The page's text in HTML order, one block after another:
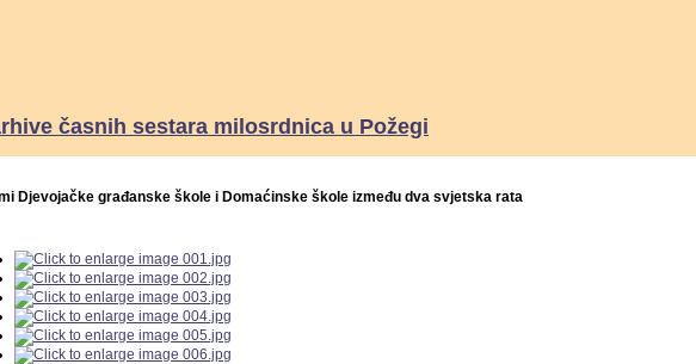
časnih sestara milosrdnica u Požegi
Djevojačke građanske škole i Domaćinske škole između dva svjetska rata